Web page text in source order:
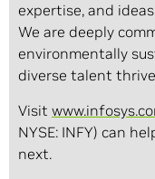
expertise, and
We are deeply
environmentally
diverse talent
Visit
NYSE: INFY) can
next.